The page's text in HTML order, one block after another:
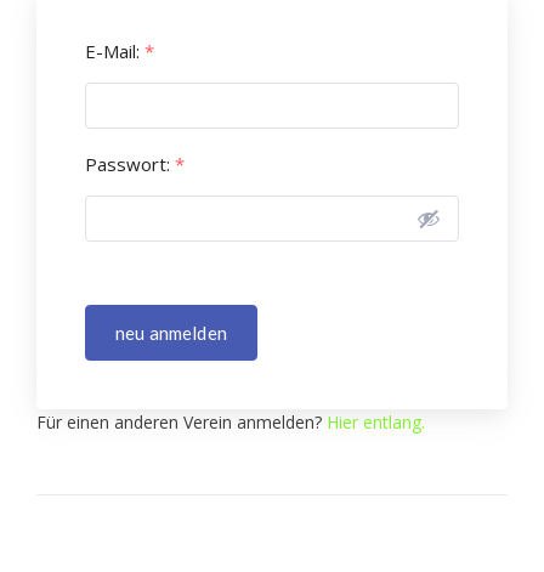
E-Mail: *
Passwort: *
neu anmelden
Für einen anderen Verein anmelden? Hier entlang.